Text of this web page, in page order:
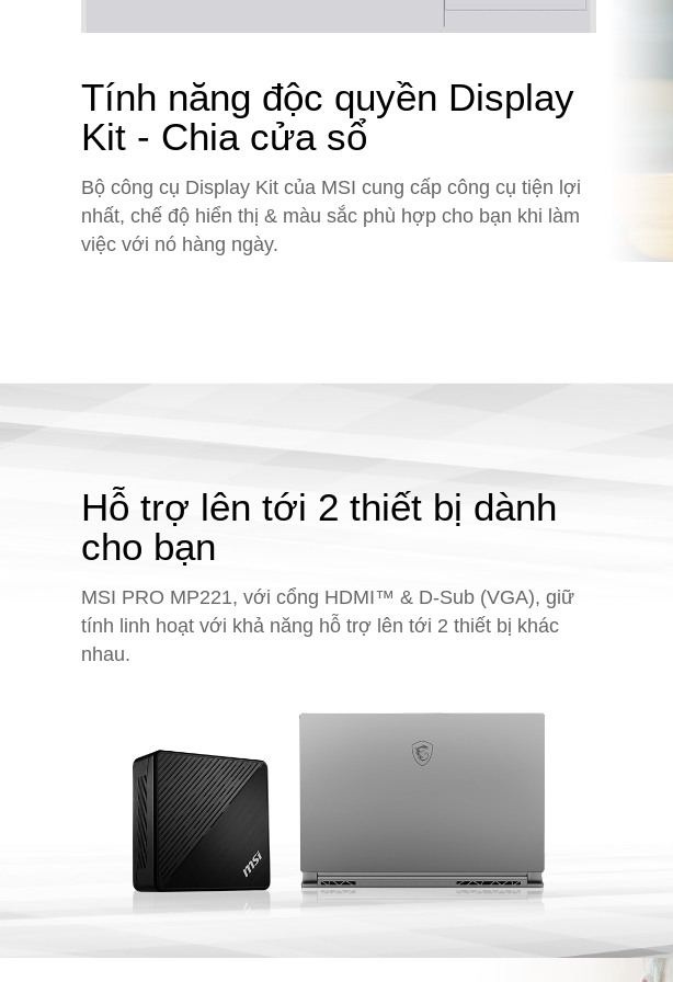
Tính năng độc
Tạo chế độ màu cá nhân theo sở thích
Hỗ trợ lên tới 2 thiết bị dành
cho bạn
MSI PRO MP221, với cổng HDMI™ & D-Sub (VGA), giữ
tính linh hoạt với khả năng hỗ trợ lên tới 2 thiết bị khác